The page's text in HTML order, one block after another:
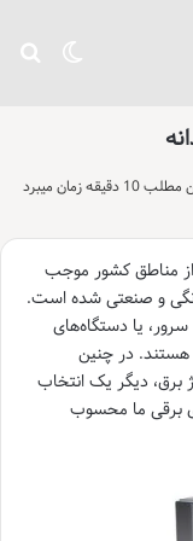
تغییر
زمان میبرد
مناطق کشور موجب
و صنعتی شده است.
یا دستگاه‌های
هستند. در چنین
برق، دیگر یک انتخاب
برقی ما محسوب